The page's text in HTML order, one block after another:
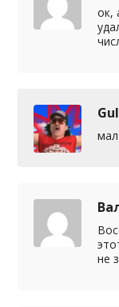
ок,
не